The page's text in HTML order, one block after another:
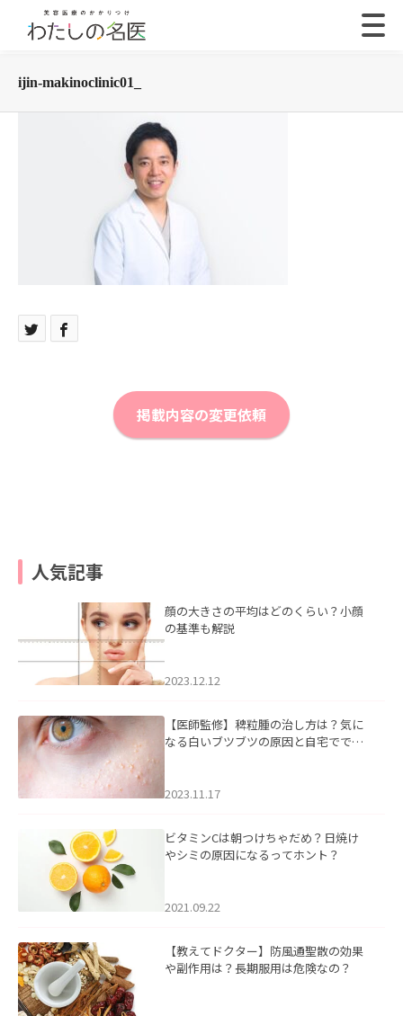
ijin-makinoclinic01_
掲載内容の変更依頼
人気記事
顔の大きさの平均はどのくらい？小顔
の基準も解説
2023.12.12
【医師監修】稗粒腫の治し方は？気に
なる白いブツブツの原因と自宅ででき
2023.11.17
ビタミンCは朝つけちゃだめ？日焼け
やシミの原因になるってホント？
2021.09.22
【教えてドクター】防風通聖散の効果
や副作用は？長期服用は危険なの？